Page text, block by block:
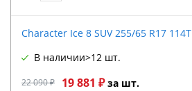
Character Ice 8 SUV 255/65 R17 114T
22 090 ₽ 19 881 ₽за шт.
В наличии>12 шт.